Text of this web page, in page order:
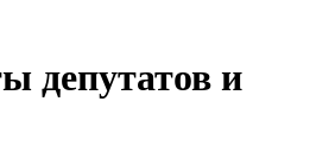
депутатов и